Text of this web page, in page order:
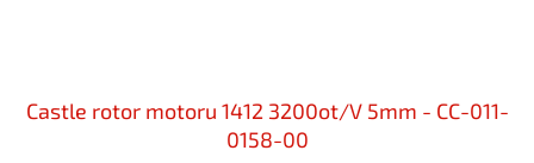
Castle rotor motoru 1412 3200ot/V 5mm - CC-011-
0158-00